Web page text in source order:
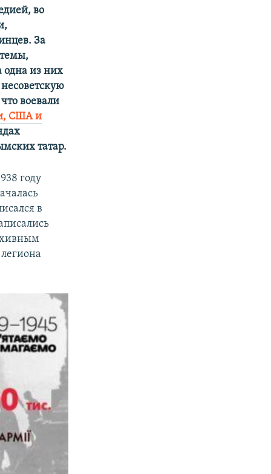
во
За
одна из них
воевали
США и
татар.
году
в